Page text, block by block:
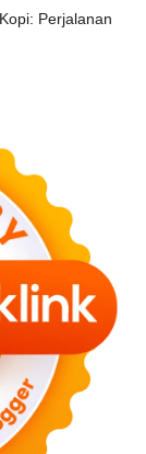
Perjalanan